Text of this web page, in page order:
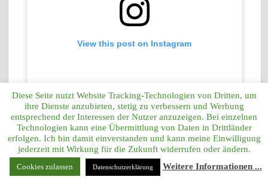
View this post on Instagram
A post shared by click2annelie (@click2annelie)
Diese Seite nutzt Website Tracking-Technologien von Dritten, um
ihre Dienste anzubieten, stetig zu verbessern und Werbung
entsprechend der Interessen der Nutzer anzuzeigen. Bei einzelnen
Technologien kann eine Übermittlung von Daten in Drittländer
erfolgen. Ich bin damit einverstanden und kann meine Einwilligung
jederzeit mit Wirkung für die Zukunft widerrufen oder ändern.
Cookies zulassen Datenschutzerklärung Weitere Informationen ...